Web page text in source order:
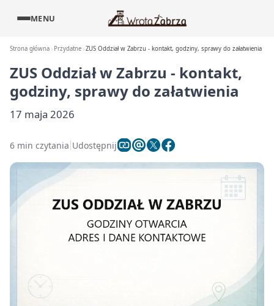
MENU
Strona główna Przydatne ZUS Oddział w Zabrzu - kontakt, godziny, sprawy do załatwienia
ZUS Oddział w Zabrzu - kontakt,
godziny, sprawy do załatwienia
17 maja 2026
6 min czytania Udostępnij